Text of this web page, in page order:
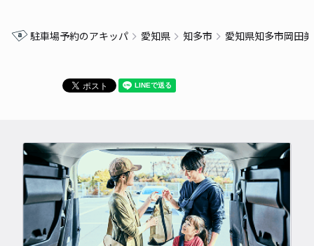
駐車場予約のアキッパ 愛知県 知多市 愛知県知多市岡田